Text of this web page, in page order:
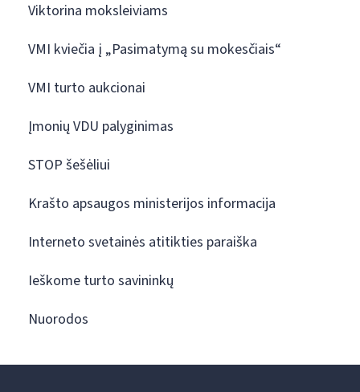
Viktorina moksleiviams
VMI kviečia į „Pasimatymą su mokesčiais“
VMI turto aukcionai
Įmonių VDU palyginimas
STOP šešėliui
Krašto apsaugos ministerijos informacija
Interneto svetainės atitikties paraiška
Ieškome turto savininkų
Nuorodos